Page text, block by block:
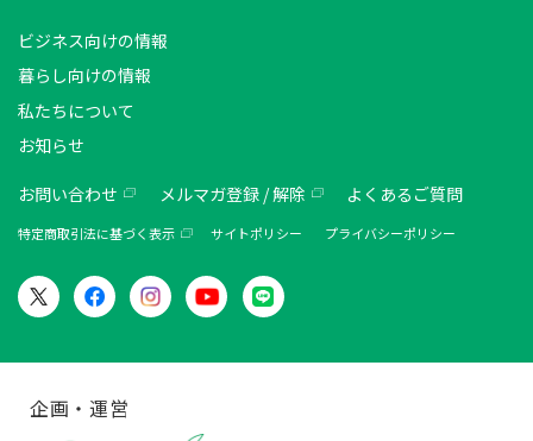
ビジネス向けの情報
暮らし向けの情報
私たちについて
お知らせ
お問い合わせ メルマガ登録 / 解除 よくあるご質問
特定商取引法に基づく表示 サイトポリシー プライバシーポリシー
企画・運営